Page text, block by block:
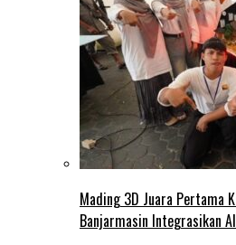
Mading 3D Juara Pertama
Banjarmasin Integrasikan AI